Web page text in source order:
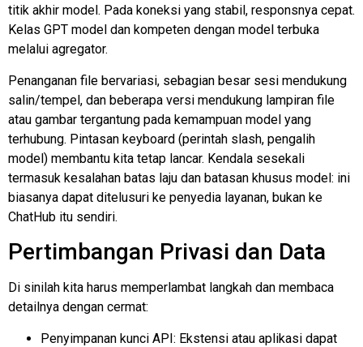
titik akhir model. Pada koneksi yang stabil, responsnya cepat.
Kelas GPT model dan kompeten dengan model terbuka
melalui agregator.
Penanganan file bervariasi, sebagian besar sesi mendukung
salin/tempel, dan beberapa versi mendukung lampiran file
atau gambar tergantung pada kemampuan model yang
terhubung. Pintasan keyboard (perintah slash, pengalih
model) membantu kita tetap lancar. Kendala sesekali
termasuk kesalahan batas laju dan batasan khusus model: ini
biasanya dapat ditelusuri ke penyedia layanan, bukan ke
ChatHub itu sendiri.
Pertimbangan Privasi dan Data
Di sinilah kita harus memperlambat langkah dan membaca
detailnya dengan cermat:
Penyimpanan kunci API: Ekstensi atau aplikasi dapat